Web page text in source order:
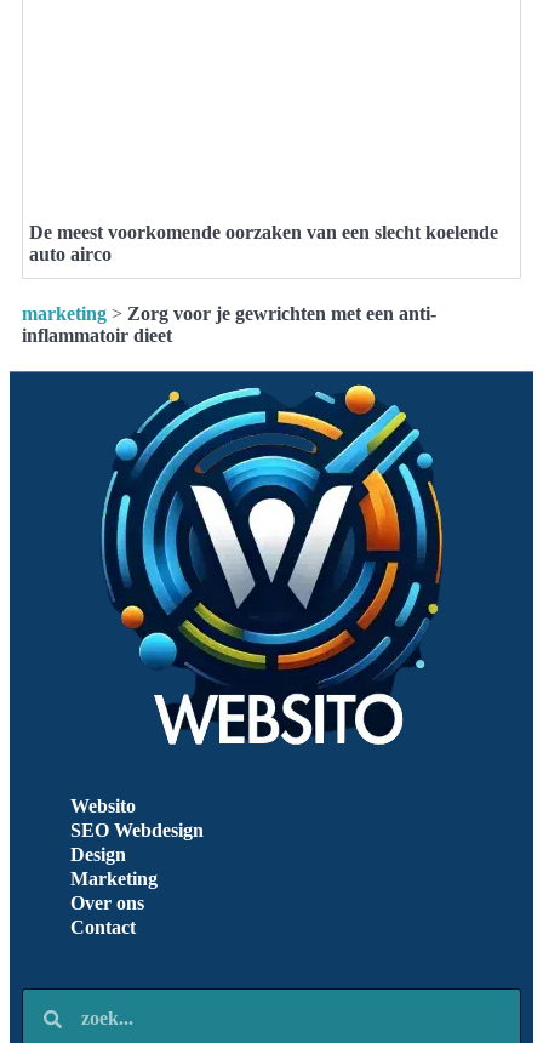
De meest voorkomende oorzaken van een slecht koelende
auto airco
marketing > Zorg voor je gewrichten met een anti-
inflammatoir dieet
Websito
SEO Webdesign
Design
Marketing
Over ons
Contact